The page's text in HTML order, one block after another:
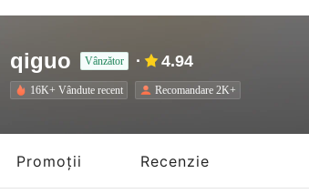
qiguo Vânzător 4.94
16K+ Vândute recent Recomandare 2K+
Promoții Recenzie